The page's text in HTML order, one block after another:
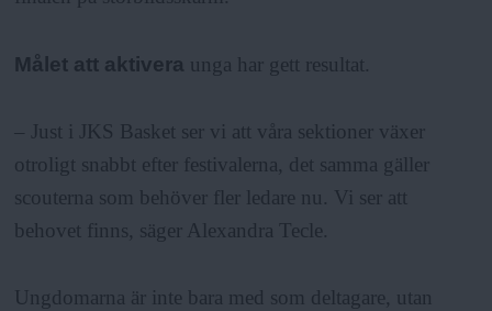
Målet att aktivera unga har gett resultat.
– Just i JKS Basket ser vi att våra sektioner växer
otroligt snabbt efter festivalerna, det samma gäller
scouterna som behöver fler ledare nu. Vi ser att
behovet finns, säger Alexandra Tecle.
Ungdomarna är inte bara med som deltagare, utan